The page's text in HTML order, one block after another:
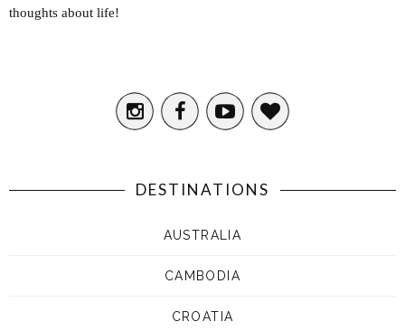
thoughts about life!
DESTINATIONS
AUSTRALIA
CAMBODIA
CROATIA